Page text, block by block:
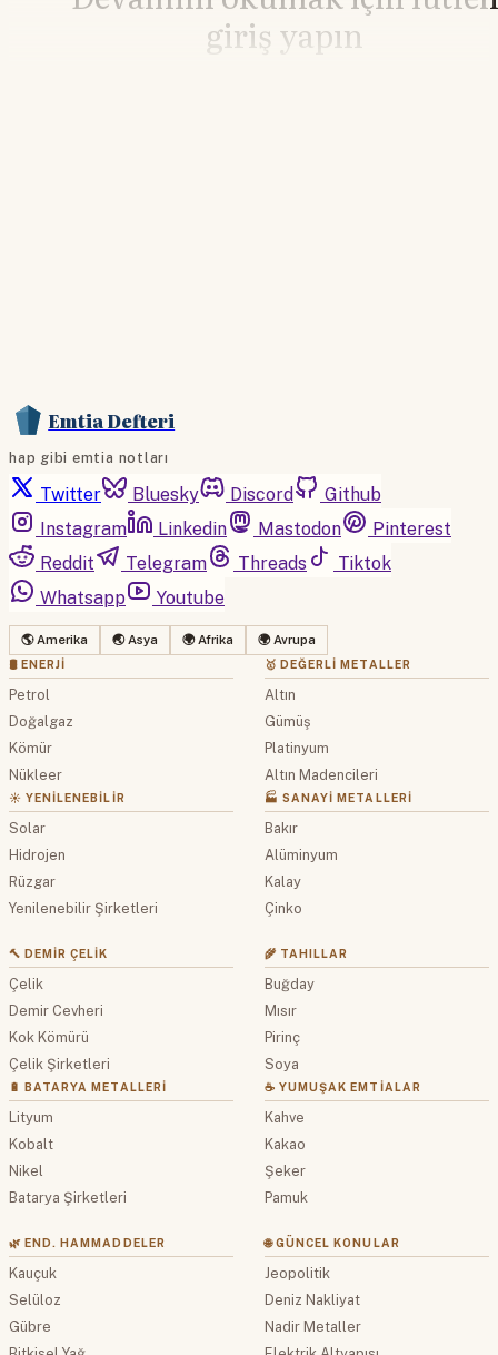
giriş yapın
Emtia Defteri
hap gibi emtia notları
Twitter Bluesky Discord
Github
Instagram
Linkedin Mastodon
Pinterest
Reddit
Telegram Threads
Tiktok
Whatsapp
Youtube
🌎 Amerika 🌏 Asya 🌍 Afrika 🌍 Avrupa
🛢 ENERJI
Petrol
Doğalgaz
Kömür
Nükleer
☀️ YENILENEBILIR
Solar
Hidrojen
Rüzgar
Yenilenebilir Şirketleri
🥇 DEĞERLI METALLER
Altın
Gümüş
Platinyum
Altın Madencileri
🏭 SANAYI METALLERI
Bakır
Alüminyum
Kalay
Çinko
🔨 DEMIR ÇELIK
Çelik
Demir Cevheri
Kok Kömürü
Çelik Şirketleri
🔋 BATARYA METALLERI
Lityum
Kobalt
Nikel
Batarya Şirketleri
🌾 TAHILLAR
Buğday
Mısır
Pirinç
Soya
☕ YUMUŞAK EMTIALAR
Kahve
Kakao
Şeker
Pamuk
🌿 END. HAMMADDELER
Kauçuk
Selüloz
Gübre
🌐 GÜNCEL KONULAR
Jeopolitik
Deniz Nakliyat
Nadir Metaller